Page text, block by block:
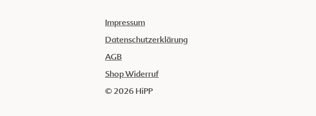
Impressum
Datenschutzerklärung
AGB
Shop Widerruf
© 2026 HiPP